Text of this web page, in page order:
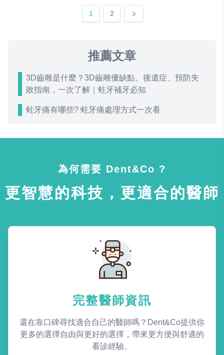
1 2
推薦文章
3D齒雕是什麼？3D齒雕優缺點、後遺症、預防失
敗指南，一次了解｜蛀牙補牙必知
蛀牙痛有哪些? 蛀牙痛處理方式一次看
為何需要 Dent&Co ?
更智慧的科技，更適合的醫師
完整醫師資訊
還在靠口碑尋找適合自己的醫師嗎？Dent&Co提供你
更多的選擇自由與更好的選擇，帶來更方便與舒適的
看診經驗。